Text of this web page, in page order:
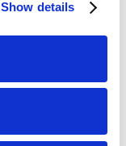
Show details